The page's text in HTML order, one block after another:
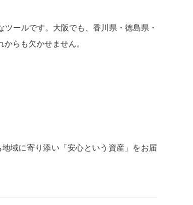
ールです。大阪でも、香川県・徳島県・
らも欠かせません。
域に寄り添い「安心という資産」をお届